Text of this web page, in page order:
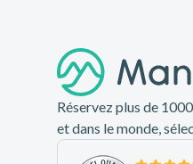
Réservez plus de
et dans le monde,